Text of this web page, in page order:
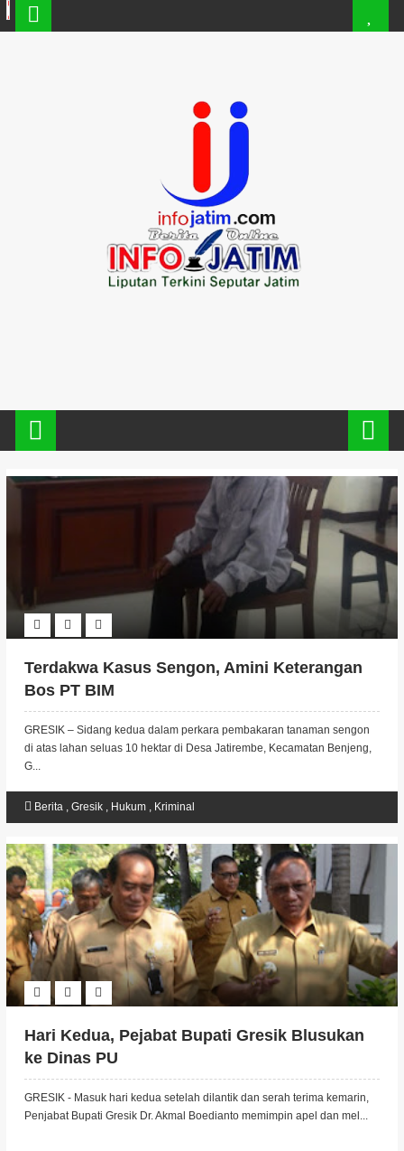
Terdakwa Kasus Sengon, Amini Keterangan
Bos PT BIM
GRESIK – Sidang kedua dalam perkara pembakaran tanaman sengon
di atas lahan seluas 10 hektar di Desa Jatirembe, Kecamatan Benjeng,
G...
Berita, Gresik, Hukum, Kriminal
Hari Kedua, Pejabat Bupati Gresik Blusukan
ke Dinas PU
GRESIK - Masuk hari kedua setelah dilantik dan serah terima kemarin,
Penjabat Bupati Gresik Dr. Akmal Boedianto memimpin apel dan mel...